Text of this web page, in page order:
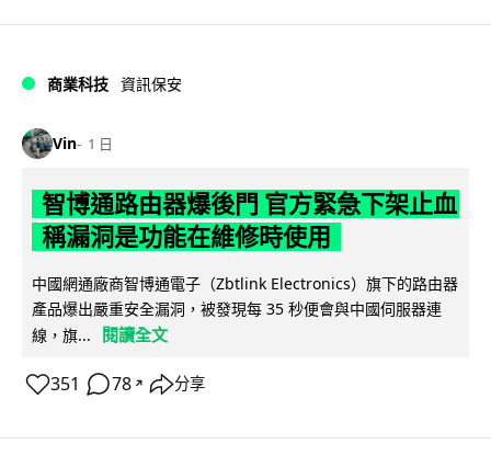
商業科技 資訊保安
Vin 1 日
智博通路由器爆後門 官方緊急下架止血
稱漏洞是功能在維修時使用
中國網通廠商智博通電子（Zbtlink Electronics）旗下的路由器
產品爆出嚴重安全漏洞，被發現每 35 秒便會與中國伺服器連
線，旗...
閱讀全文
351 78 ↗ 分享